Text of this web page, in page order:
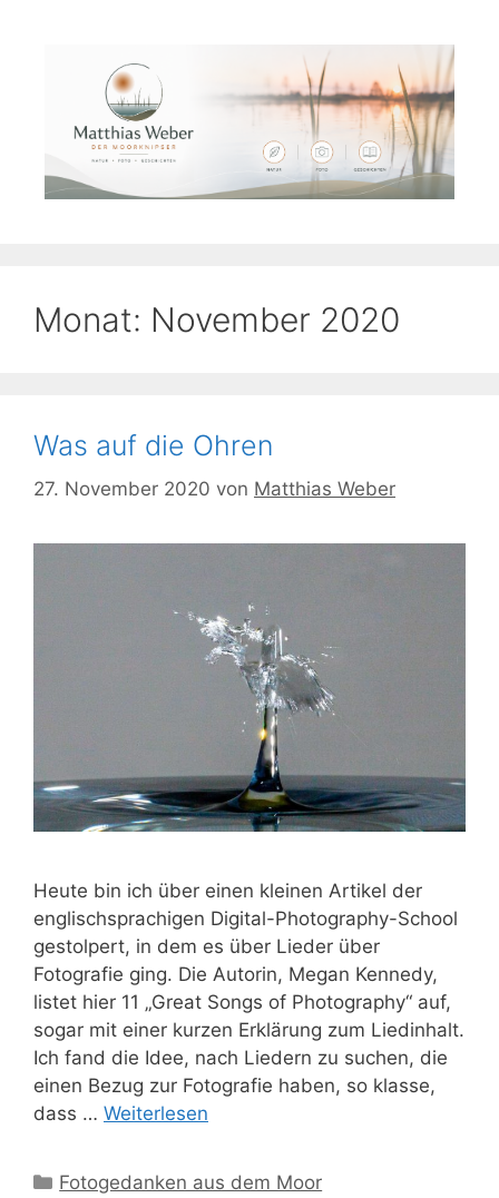
Monat: November 2020
Was auf die Ohren
27. November 2020 von Matthias Weber
Heute bin ich über einen kleinen Artikel der
englischsprachigen Digital-Photography-School
gestolpert, in dem es über Lieder über
Fotografie ging. Die Autorin, Megan Kennedy,
listet hier 11 „Great Songs of Photography“ auf,
sogar mit einer kurzen Erklärung zum Liedinhalt.
Ich fand die Idee, nach Liedern zu suchen, die
einen Bezug zur Fotografie haben, so klasse,
dass … Weiterlesen
Kategorien
Fotogedanken aus dem Moor